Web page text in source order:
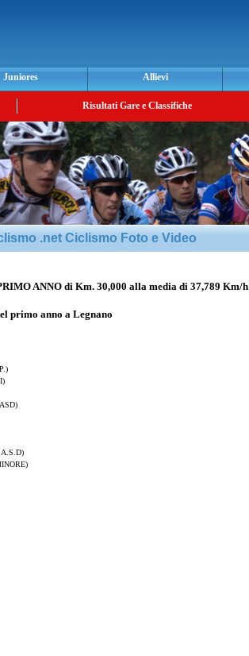
Juniores Allievi
Risultati Gare e Classifiche
.net Ciclismo Foto e Video
ANNO di Km. 30,000 alla media di 37,789 Km/h
primo anno a Legnano